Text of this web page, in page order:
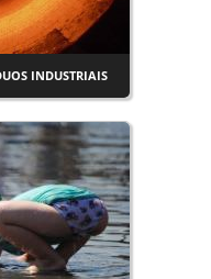
INDUSTRIAIS